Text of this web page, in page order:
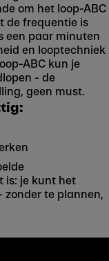
om het loop-ABC
de frequentie is
een paar minuten
en looptechniek
ABC kun je
- de
geen must.
is: je kunt het
zonder te plannen,